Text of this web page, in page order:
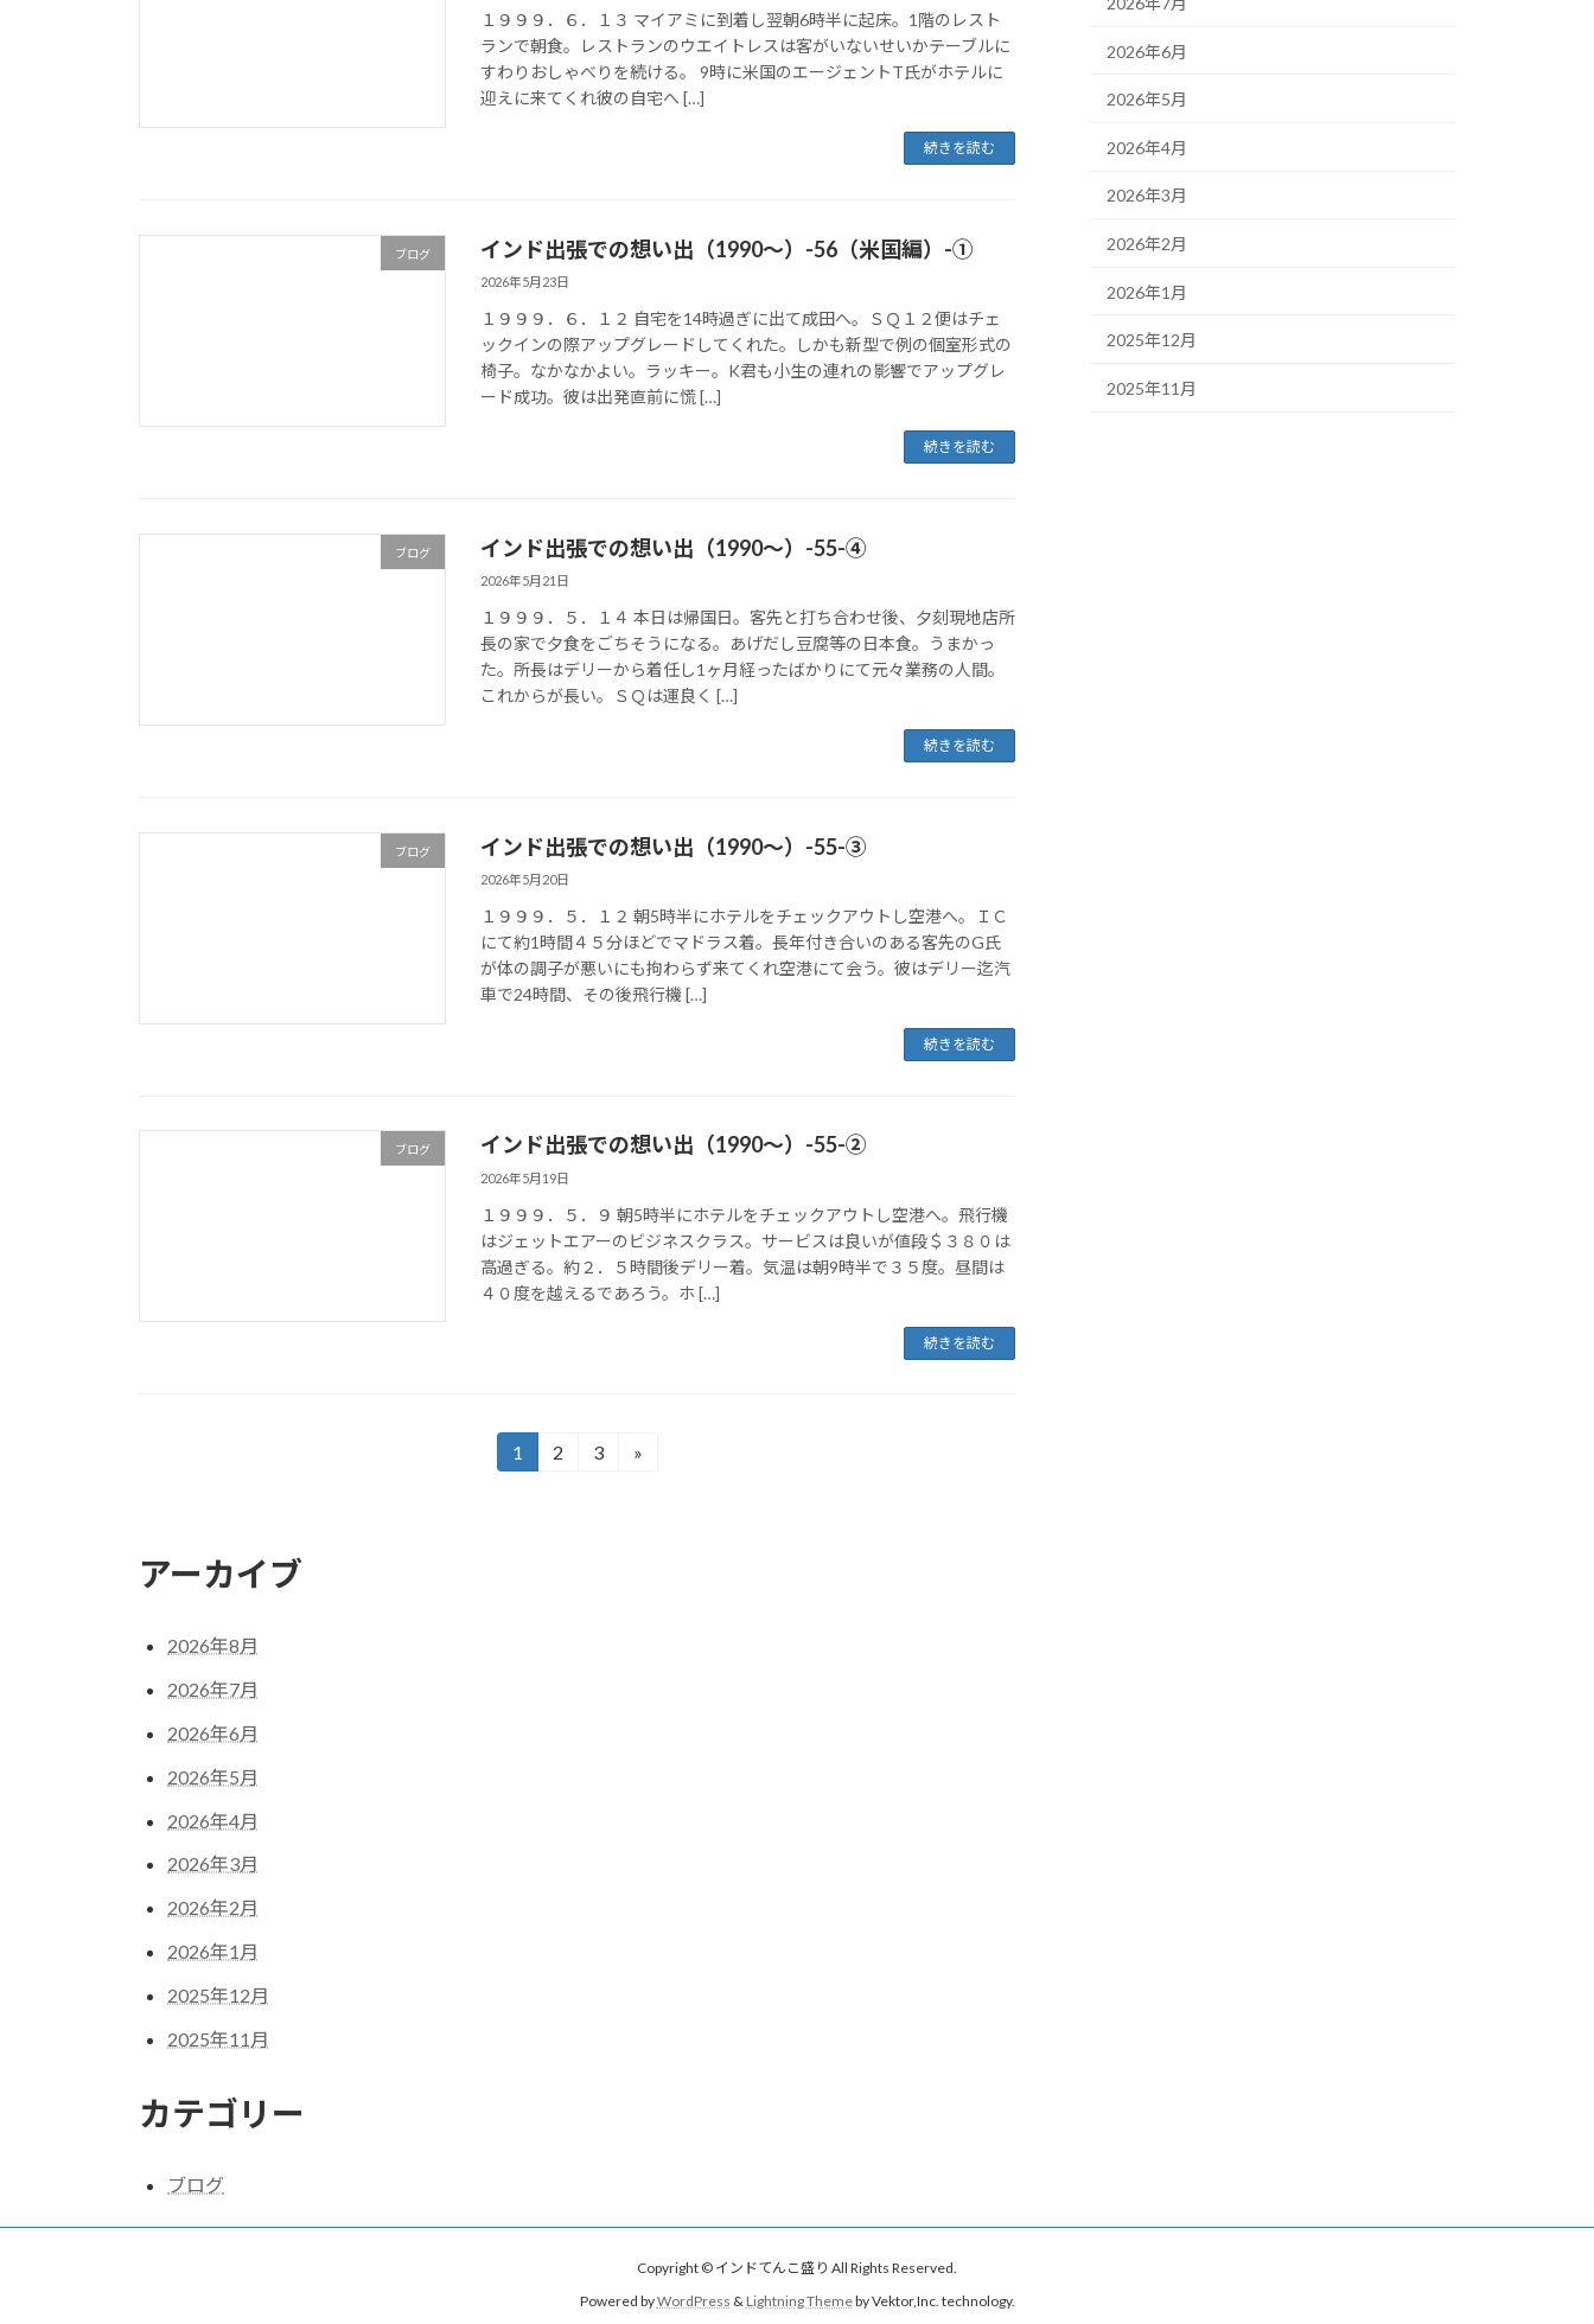
１９９９．６．１３ マイアミに到着し翌朝6時半に起床。1階のレスト
ランで朝食。レストランのウエイトレスは客がいないせいかテーブルに
すわりおしゃべりを続ける。 9時に米国のエージェントT氏がホテルに
迎えに来てくれ彼の自宅へ […]
続きを読む
ブログ インド出張での想い出（1990～）-56（米国編）-①
2026年5月23日
１９９９．６．１２ 自宅を14時過ぎに出て成田へ。ＳＱ１２便はチェ
ックインの際アップグレードしてくれた。しかも新型で例の個室形式の
椅子。なかなかよい。ラッキー。K君も小生の連れの影響でアップグレ
ード成功。彼は出発直前に慌 […]
続きを読む
ブログ インド出張での想い出（1990～）-55-④
2026年5月21日
１９９９．５．１４ 本日は帰国日。客先と打ち合わせ後、夕刻現地店所
長の家で夕食をごちそうになる。あげだし豆腐等の日本食。うまかっ
た。所長はデリーから着任し1ヶ月経ったばかりにて元々業務の人間。
これからが長い。ＳＱは運良く […]
続きを読む
ブログ インド出張での想い出（1990～）-55-③
2026年5月20日
１９９９．５．１２ 朝5時半にホテルをチェックアウトし空港へ。ＩＣ
にて約1時間４５分ほどでマドラス着。長年付き合いのある客先のG氏
が体の調子が悪いにも拘わらず来てくれ空港にて会う。彼はデリー迄汽
車で24時間、その後飛行機 […]
続きを読む
ブログ インド出張での想い出（1990～）-55-②
2026年5月19日
１９９９．５．９ 朝5時半にホテルをチェックアウトし空港へ。飛行機
はジェットエアーのビジネスクラス。サービスは良いが値段＄３８０は
高過ぎる。約２．５時間後デリー着。気温は朝9時半で３５度。昼間は
４０度を越えるであろう。ホ […]
続きを読む
ペ
ー
ジ
送
り
固
1
固
2
固
3 »
2026年6月
2026年5月
2026年4月
2026年3月
2026年2月
2026年1月
2025年12月
2025年11月
アーカイブ
2026年8月
2026年7月
2026年6月
2026年5月
2026年4月
2026年3月
2026年2月
2026年1月
2025年12月
2025年11月
カテゴリー
ブログ
Copyright © インドてんこ盛り All Rights Reserved.
Powered byWordPress & Lightning Themeby Vektor,Inc. technology.